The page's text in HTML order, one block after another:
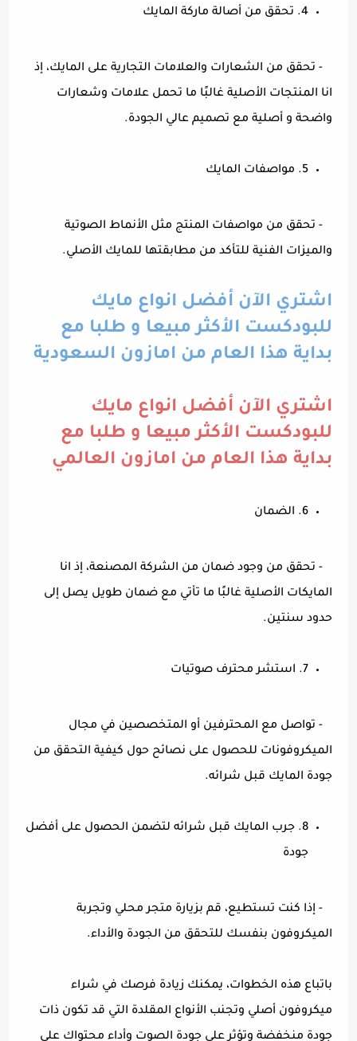
4. تحقق من أصالة ماركة المايك
- تحقق من الشعارات والعلامات التجارية على المايك، إذ
انا المنتجات الأصلية غالبًا ما تحمل علامات وشعارات
واضحة و أصلية مع تصميم عالي الجودة.
5. مواصفات المايك
- تحقق من مواصفات المنتج مثل الأنماط الصوتية
والميزات الفنية للتأكد من مطابقتها للمايك الأصلي.
اشتري الآن أفضل انواع مايك
للبودكست الأكثر مبيعا و طلبا مع
بداية هذا العام من امازون السعودية
اشتري الآن أفضل انواع مايك
للبودكست الأكثر مبيعا و طلبا مع
بداية هذا العام من امازون العالمي
6. الضمان
- تحقق من وجود ضمان من الشركة المصنعة، إذ انا
المايكات الأصلية غالبًا ما تأتي مع ضمان طويل يصل إلى
حدود سنتين.
7. استشر محترف صوتيات
- تواصل مع المحترفين أو المتخصصين في مجال
الميكروفونات للحصول على نصائح حول كيفية التحقق من
جودة المايك قبل شرائه.
8. جرب المايك قبل شرائه لتضمن الحصول على أفضل
جودة
- إذا كنت تستطيع، قم بزيارة متجر محلي وتجربة
الميكروفون بنفسك للتحقق من الجودة والأداء.
باتباع هذه الخطوات، يمكنك زيادة فرصك في شراء
ميكروفون أصلي وتجنب الأنواع المقلدة التي قد تكون ذات
جودة منخفضة وتؤثر على جودة الصوت وأداء محتواك على